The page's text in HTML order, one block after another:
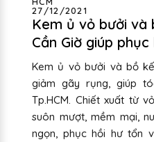
27/12/2021
Kem ủ vỏ bưởi
Cần Giờ giúp
Kem ủ vỏ bưởi và bồ
giảm gãy rụng, giúp
Tp.HCM. Chiết xuất từ
suôn mượt, mềm mại,
ngọn, phục hồi hư tổn